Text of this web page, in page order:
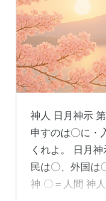
神人 日月神示
申すのは〇に・
くれよ。 日月
民は〇、外国は
神 〇＝人間 神